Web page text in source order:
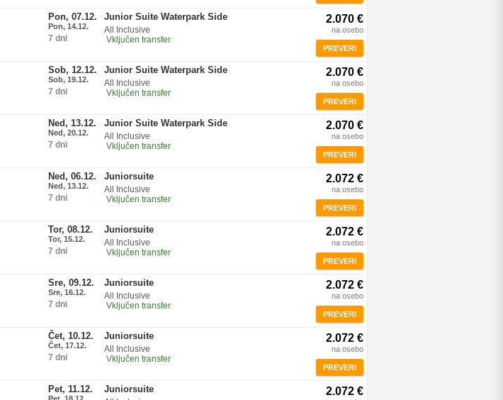
Pon, 07.12.
Pon, 14.12.
7 dni
Junior Suite Waterpark Side
All Inclusive
Vključen transfer
2.070 €
na osebo
PREVERI
Sob, 12.12.
Sob, 19.12.
7 dni
Junior Suite Waterpark Side
All Inclusive
Vključen transfer
2.070 €
na osebo
PREVERI
Ned, 13.12.
Ned, 20.12.
7 dni
Junior Suite Waterpark Side
All Inclusive
Vključen transfer
2.070 €
na osebo
PREVERI
Ned, 06.12.
Ned, 13.12.
7 dni
Juniorsuite
All Inclusive
Vključen transfer
2.072 €
na osebo
PREVERI
Tor, 08.12.
Tor, 15.12.
7 dni
Juniorsuite
All Inclusive
Vključen transfer
2.072 €
na osebo
PREVERI
Sre, 09.12.
Sre, 16.12.
7 dni
Juniorsuite
All Inclusive
Vključen transfer
2.072 €
na osebo
PREVERI
Čet, 10.12.
Čet, 17.12.
7 dni
Juniorsuite
All Inclusive
Vključen transfer
2.072 €
na osebo
PREVERI
Pet, 11.12. Juniorsuite 2.072 €